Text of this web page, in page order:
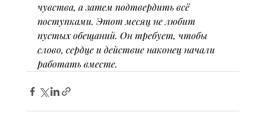
чувства, а затем подтвердить всё
поступками. Этот месяц не любит
пустых обещаний. Он требует, чтобы
слово, сердце и действие наконец начали
работать вместе.